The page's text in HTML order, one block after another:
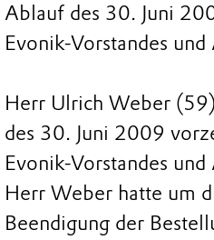
Ablauf des 30. Juni
Evonik-Vorstandes
Herr Ulrich Weber
des 30. Juni 2009
Evonik-Vorstandes
Herr Weber hatte um
Beendigung der